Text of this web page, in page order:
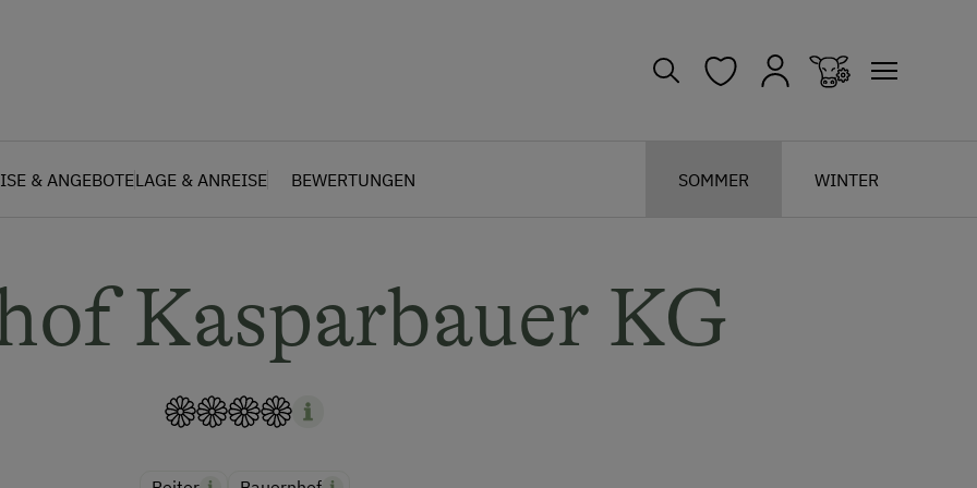
& ANGEBOTELAGE & ANREISE BEWERTUNGEN SOMMER WINTER
Kasparbauer KG